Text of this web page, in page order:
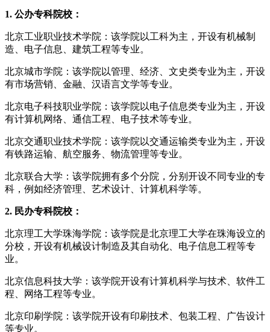
1. 公办专科院校：
北京工业职业技术学院：该学院以工科为主，开设有机械制
造、电子信息、建筑工程等专业。
北京城市学院：该学院以管理、经济、文史类专业为主，开设
有市场营销、金融、汉语言文学等专业。
北京电子科技职业学院：该学院以电子信息类专业为主，开设
有计算机网络、通信工程、电子技术等专业。
北京交通职业技术学院：该学院以交通运输类专业为主，开设
有铁路运输、航空服务、物流管理等专业。
北京联合大学：该学院拥有多个分院，分别开设不同专业的专
科，例如经济管理、艺术设计、计算机科学等。
2. 民办专科院校：
北京理工大学珠海学院：该学院是北京理工大学在珠海设立的
分校，开设有机械设计制造及其自动化、电子信息工程等专
业。
北京信息科技大学：该学院开设有计算机科学与技术、软件工
程、网络工程等专业。
北京印刷学院：该学院开设有印刷技术、包装工程、广告设计
等专业。